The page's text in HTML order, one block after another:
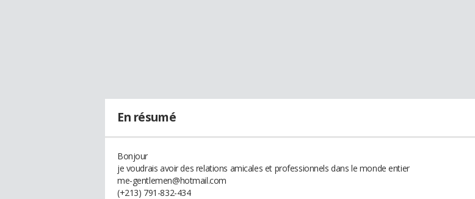
En résumé
Bonjour
je voudrais avoir des relations amicales et professionnels dans le monde entier
me-gentlemen@hotmail.com
(+213) 791-832-434